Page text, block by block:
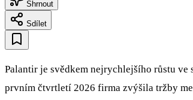
Shrnout
Sdílet
Palantir je svědkem nejrychlejšího růstu
prvním čtvrtletí 2026 firma zvýšila tržby